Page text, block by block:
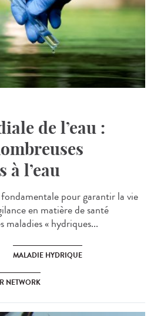
de l’eau :
à l’eau
fondamentale pour garantir la vie
en matière de santé
maladies « hydriques...
MALADIE HYDRIQUE
NETWORK